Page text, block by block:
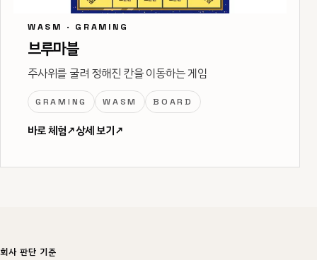
WASM · GRAMING
브루마블
주사위를 굴려 정해진 칸을 이동하는 게임
GRAMING WASM BOARD
바로 체험↗상세 보기↗
회사 판단 기준